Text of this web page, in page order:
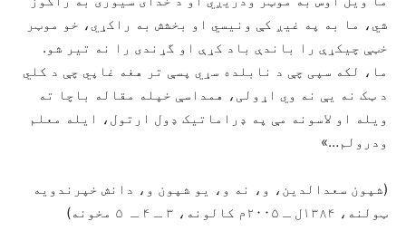
شي، ما به په غیږ کې ونیسي او بخشش به راکړي، خو موټر
خټې چیکړې را باندې باد کړې او گړندی را نه تیر شو.
ما، لکه سپی چې د نابلده سړي پسې تر هغه غاپي چې د کلي
د ټک نه یې نه وي اړولی، همداسې خپله مقاله باچا ته
ویله او لاسونه مې په ډراماتیک ډول ارتول، ایله معلم
ودرولم…»
(شپون سعدالدین، و، نه و، یو شپون و، دانش خپرندویه
ټولنه، ۱۳۸۴ل ـ ۲۰۰۵م کالونه، ۳ ـ ۴ ـ ۵ مخونه)